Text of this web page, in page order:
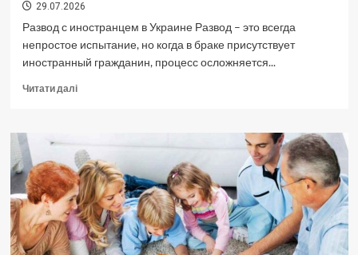
29.07.2026
Развод с иностранцем в Украине Развод – это всегда
непростое испытание, но когда в браке присутствует
иностранный гражданин, процесс осложняется...
Читати даліДокладніше
иностранцем
в
Украине:
навигация
по
правовым
лабиринтам